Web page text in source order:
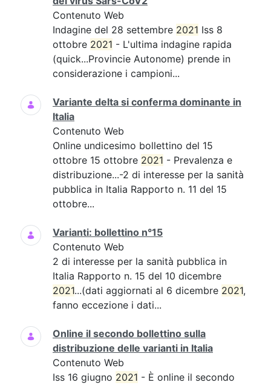
Contenuto Web
Indagine del 28 settembre 2021 Iss 8
ottobre 2021 - L'ultima indagine rapida
(quick...Provincie Autonome) prende in
considerazione i campioni...
Variante delta si conferma dominante in
Italia
Contenuto Web
Online undicesimo bollettino del 15
ottobre 15 ottobre 2021 - Prevalenza e
distribuzione...-2 di interesse per la sanità
pubblica in Italia Rapporto n. 11 del 15
ottobre...
Varianti: bollettino n°15
Contenuto Web
2 di interesse per la sanità pubblica in
Italia Rapporto n. 15 del 10 dicembre
2021...(dati aggiornati al 6 dicembre 2021,
fanno eccezione i dati...
Online il secondo bollettino sulla
distribuzione delle varianti in Italia
Contenuto Web
Iss 16 giugno 2021 - È online il secondo